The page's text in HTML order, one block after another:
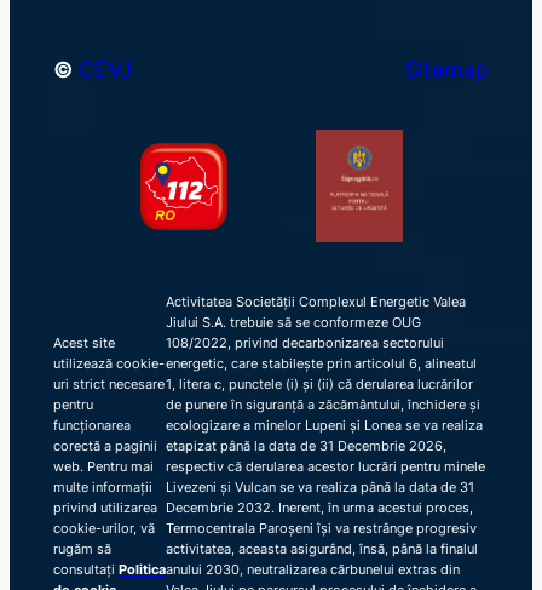
© CEVJ Sitemap
Acest site
utilizează cookie-
uri strict necesare
pentru
funcționarea
corectă a paginii
web. Pentru mai
multe informații
privind utilizarea
cookie-urilor, vă
rugăm să
consultați Politica
Activitatea Societății Complexul Energetic Valea
Jiului S.A. trebuie să se conformeze OUG
108/2022, privind decarbonizarea sectorului
energetic, care stabilește prin articolul 6, alineatul
1, litera c, punctele (i) și (ii) că derularea lucrărilor
de punere în siguranță a zăcământului, închidere și
ecologizare a minelor Lupeni și Lonea se va realiza
etapizat până la data de 31 Decembrie 2026,
respectiv că derularea acestor lucrări pentru minele
Livezeni și Vulcan se va realiza până la data de 31
Decembrie 2032. Inerent, în urma acestui proces,
Termocentrala Paroșeni își va restrânge progresiv
activitatea, aceasta asigurând, însă, până la finalul
anului 2030, neutralizarea cărbunelui extras din